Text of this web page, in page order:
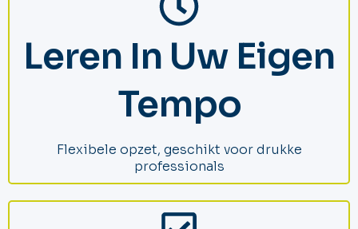
Leren In Uw Eigen
Tempo
Flexibele opzet, geschikt voor drukke
professionals